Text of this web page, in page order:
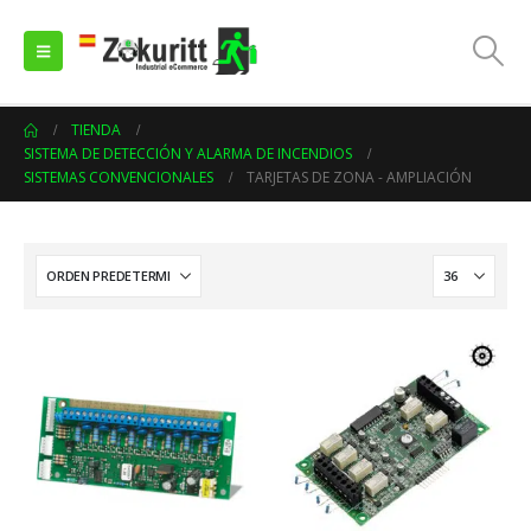
TIENDA
SISTEMA DE DETECCIÓN Y ALARMA DE INCENDIOS
SISTEMAS CONVENCIONALES
TARJETAS DE ZONA - AMPLIACIÓN